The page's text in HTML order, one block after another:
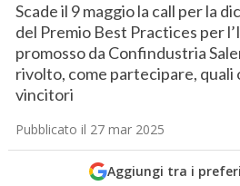
Scade il 9 maggio la call per la
del Premio Best Practices per
promosso da Confindustria
rivolto, come partecipare,
vincitori
Pubblicato il 27 mar 2025
Aggiungi tra i